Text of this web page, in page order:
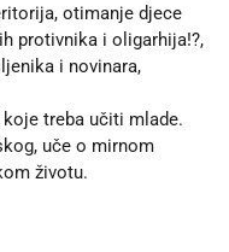
otimanje djece
protivnika i oligarhija!?,
i novinara,
treba učiti mlade.
uče o mirnom
životu.